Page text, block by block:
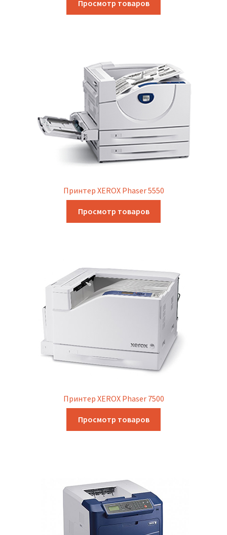
Просмотр товаров
Принтер XEROX Phaser 5550
Просмотр товаров
Принтер XEROX Phaser 7500
Просмотр товаров